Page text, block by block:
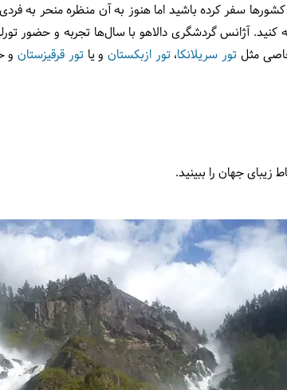
سفر کرده باشید اما هنوز به آن منظره منحر به
آژانس گردشگری دالاهو با سال‌ها تجربه و حضور
مثل تور سریلانکا،تور ازبکستان و یاتور قرقیزستانو
زیبای جهان را ببینید.